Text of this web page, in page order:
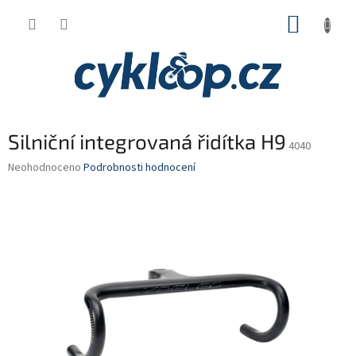
Silniční integrovaná řidítka H9 4040
Průměrné
Neohodnoceno Podrobnosti hodnocení